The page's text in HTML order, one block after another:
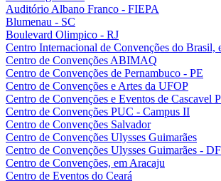
Auditório Albano Franco - FIEPA
Blumenau - SC
Boulevard Olimpico - RJ
Centro Internacional de Convenções do Brasil,
Centro de Convenções ABIMAQ
Centro de Convenções de Pernambuco - PE
Centro de Convenções e Artes da UFOP
Centro de Convenções e Eventos de Cascavel
Centro de Convenções PUC - Campus II
Centro de Convenções Salvador
Centro de Convenções Ulysses Guimarães
Centro de Convenções Ulysses Guimarães - DF
Centro de Convenções, em Aracaju
Centro de Eventos do Ceará